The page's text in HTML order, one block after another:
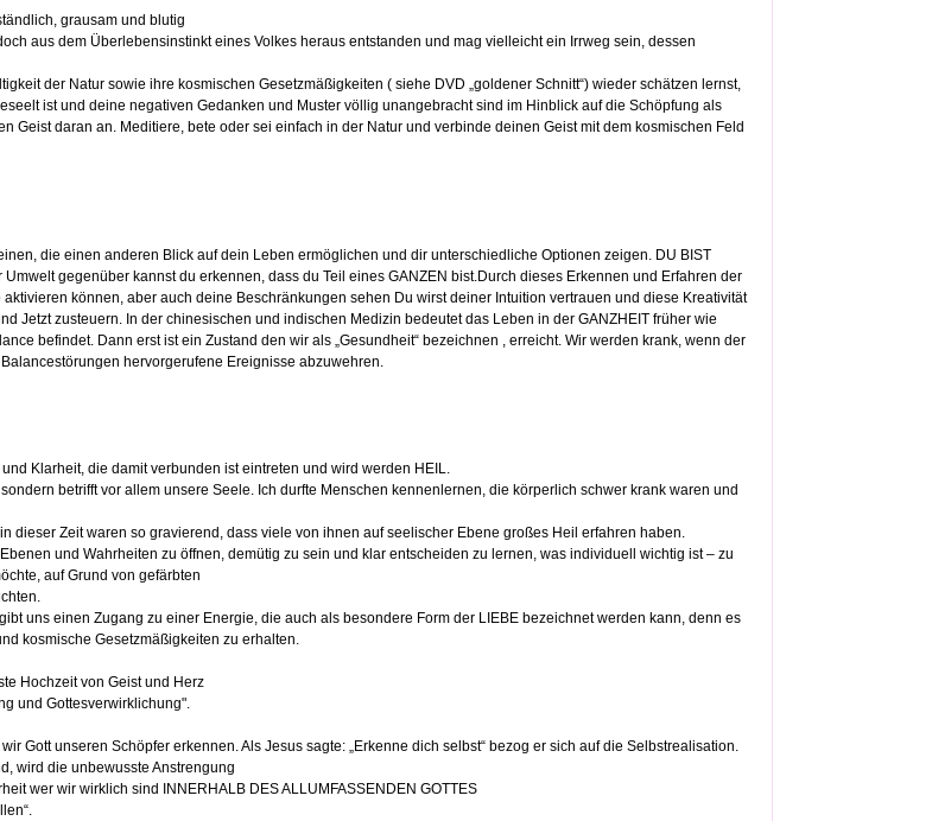
grausam und blutig
aus dem Überlebensinstinkt eines Volkes heraus entstanden und mag vielleicht ein Irrweg sein, dessen
der Natur sowie ihre kosmischen Gesetzmäßigkeiten ( siehe DVD „goldener Schnitt“) wieder schätzen lernst,
ist und deine negativen Gedanken und Muster völlig unangebracht sind im Hinblick auf die Schöpfung als
Geist daran an. Meditiere, bete oder sei einfach in der Natur und verbinde deinen Geist mit dem kosmischen Feld
die einen anderen Blick auf dein Leben ermöglichen und dir unterschiedliche Optionen zeigen. DU BIST
gegenüber kannst du erkennen, dass du Teil eines GANZEN bist.Durch dieses Erkennen und Erfahren der
können, aber auch deine Beschränkungen sehen Du wirst deiner Intuition vertrauen und diese Kreativität
Jetzt zusteuern. In der chinesischen und indischen Medizin bedeutet das Leben in der GANZHEIT früher wie
befindet. Dann erst ist ein Zustand den wir als „Gesundheit“ bezeichnen , erreicht. Wir werden krank, wenn der
hervorgerufene Ereignisse abzuwehren.
Klarheit, die damit verbunden ist eintreten und wird werden HEIL.
betrifft vor allem unsere Seele. Ich durfte Menschen kennenlernen, die körperlich schwer krank waren und
dieser Zeit waren so gravierend, dass viele von ihnen auf seelischer Ebene großes Heil erfahren haben.
und Wahrheiten zu öffnen, demütig zu sein und klar entscheiden zu lernen, was individuell wichtig ist – zu
auf Grund von gefärbten
uns einen Zugang zu einer Energie, die auch als besondere Form der LIEBE bezeichnet werden kann, denn es
kosmische Gesetzmäßigkeiten zu erhalten.
Hochzeit von Geist und Herz
und Gottesverwirklichung".
Gott unseren Schöpfer erkennen. Als Jesus sagte: „Erkenne dich selbst“ bezog er sich auf die Selbstrealisation.
wird die unbewusste Anstrengung
wer wir wirklich sind INNERHALB DES ALLUMFASSENDEN GOTTES